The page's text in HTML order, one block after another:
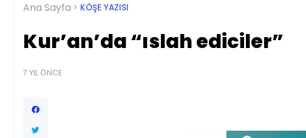
Ana Sayfa KÖŞE YAZISI
Kur’an’da “ıslah ediciler”
7 YIL ÖNCE